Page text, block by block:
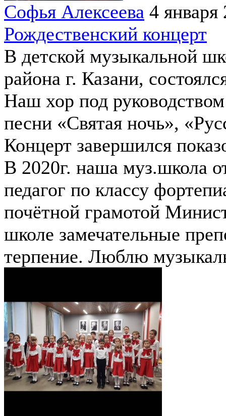
Софья Алексеева 4 января
Рождественский концерт
В детской музыкальной
района г. Казани,
Наш хор под
песни «Святая ночь»,
Концерт завершился
В 2020г. наша муз.школа
педагог по классу
почётной грамотой
школе замечательные
терпение. Люблю